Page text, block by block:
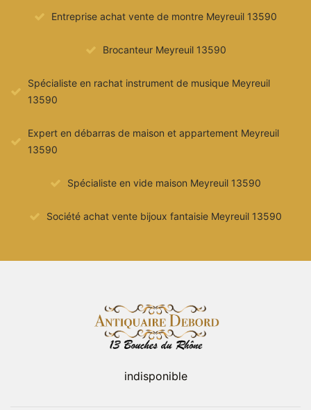
Entreprise achat vente de montre Meyreuil 13590
Brocanteur Meyreuil 13590
Spécialiste en rachat instrument de musique Meyreuil
13590
Expert en débarras de maison et appartement Meyreuil
13590
Spécialiste en vide maison Meyreuil 13590
Société achat vente bijoux fantaisie Meyreuil 13590
indisponible